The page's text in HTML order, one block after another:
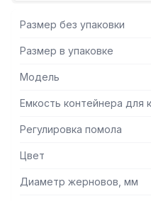
всех видов фильтр-кофе.
Дозировка регулируется
Благодаря особой
вилка Eureka идеально
Скорость 1350 об/мин.
Низкий уровень шума при
черного цвета.
Размер без упаковки
Размер в упаковке
Модель
Емкость контейнера для
Регулировка помола
Цвет
Диаметр жерновов, мм